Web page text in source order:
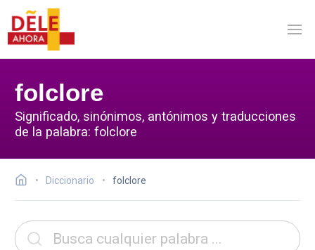
folclore
Significado, sinónimos, antónimos y traducciones
de la palabra: folclore
Diccionario folclore